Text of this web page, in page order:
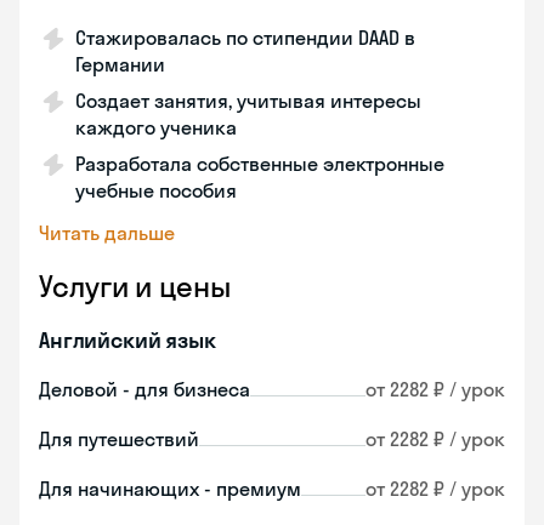
Стажировалась по стипендии DAAD в
Германии
Создает занятия, учитывая интересы
каждого ученика
Разработала собственные электронные
учебные пособия
Читать дальше
Услуги и цены
Английский язык
Деловой - для бизнеса от 2282 ₽ / урок
Для путешествий от 2282 ₽ / урок
Для начинающих - премиум от 2282 ₽ / урок